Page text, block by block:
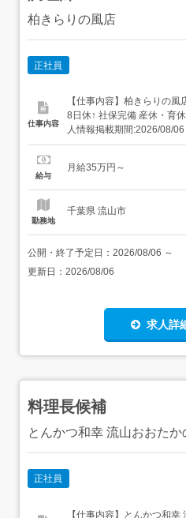
柏きらりの風店
正社員
仕事内容
【仕事内容】柏きらりの風店 調理師 正社員 女性活躍中
8日休↑ 社保完備 産休・育休
人情報掲載期間:2026/08/06～2026/
特徴 施設内調理(病院・老人ホーム・福祉施設) 住 所 千葉
歩12分 新規事業所OP...
給与
月給35万円～
勤務地
千葉県 流山市
公開・終了予定日： 2026/08/06 ～
更新日： 2026/08/06
求人詳
料理長候補
とんかつ和幸 流山おおたか
正社員
【仕事内容】とんかつ和幸 流山